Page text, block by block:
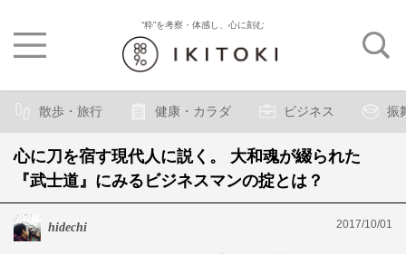
“粋”を考察・体感し、心に刻む
散歩・旅行 健康・カラダ ビジネス 振
心に刀を宿す現代人に説く。 大和魂が綴られた
『武士道』にみるビジネスマンの掟とは？
hidechi 2017/10/01